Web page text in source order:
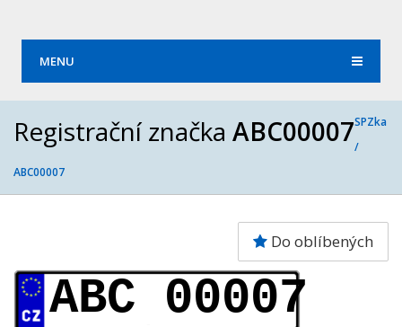
MENU
Registrační značka ABC00007SPZka
/
ABC00007
Do oblíbených
ABC 00007